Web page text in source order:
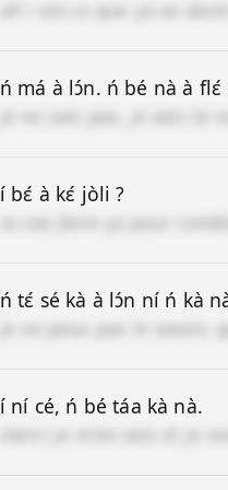
ah ! est-ce que ça va
ń má à lɔ́n. ń bé nà à flɛ́
je ne sais pas, je vais la
í bɛ́ à kɛ́ jòli ?
tu vas faire ça pour
ń tɛ́ sé kà à lɔ́n ní ń kà
je ne peux pas le
í ní cé, ń bé táa kà nà.
merci je m'en vais et je